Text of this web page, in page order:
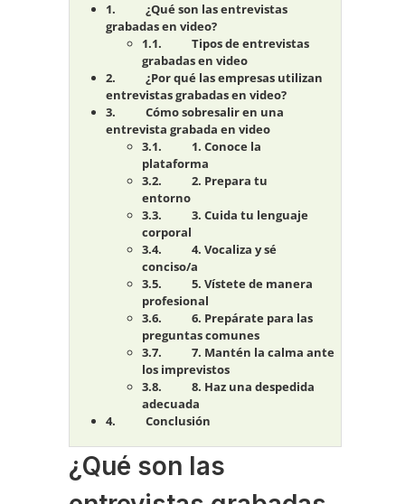
¿Qué son las entrevistas
grabadas en video?
Tipos de entrevistas
grabadas en video
¿Por qué las empresas utilizan
entrevistas grabadas en video?
Cómo sobresalir en una
entrevista grabada en video
1. Conoce la
plataforma
2. Prepara tu
entorno
3. Cuida tu lenguaje
corporal
4. Vocaliza y sé
conciso/a
5. Vístete de manera
profesional
6. Prepárate para las
preguntas comunes
7. Mantén la calma ante
los imprevistos
8. Haz una despedida
adecuada
Conclusión
¿Qué son las